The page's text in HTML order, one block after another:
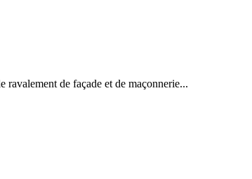
ravalement de façade et de maçonnerie...